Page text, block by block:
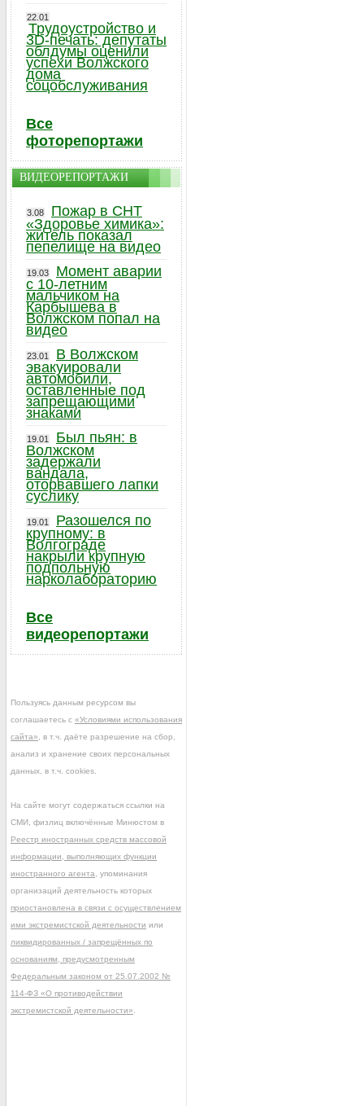
22.01
Трудоустройство и
3D-печать: депутаты
облдумы оценили
успехи Волжского
дома
соцобслуживания
Все
фоторепортажи
ВИДЕОРЕПОРТАЖИ
3.08
Пожар в СНТ
«Здоровье химика»:
житель показал
пепелище на видео
19.03
Момент аварии
с 10-летним
мальчиком на
Карбышева в
Волжском попал на
видео
23.01
В Волжском
эвакуировали
автомобили,
оставленные под
запрещающими
знаками
19.01
Был пьян: в
Волжском
задержали
вандала,
оторвавшего лапки
суслику
19.01
Разошелся по
крупному: в
Волгограде
накрыли крупную
подпольную
нарколабораторию
Все
видеорепортажи
Пользуясь данным ресурсом вы
соглашаетесь с «Условиями использования
сайта» , в т.ч. даёте разрешение на сбор,
анализ и хранение своих персональных
данных, в т.ч. cookies.
На сайте могут содержаться ссылки на
СМИ, физлиц включённые Минюстом в
Реестр иностранных средств массовой
информации, выполняющих функции
иностранного агента , упоминания
организаций деятельность которых
приостановлена в связи с осуществлением
ими экстремистской деятельности или
ликвидированных / запрещённых по
основаниям, предусмотренным
Федеральным законом от 25.07.2002 №
114-ФЗ «О противодействии
экстремистской деятельности»